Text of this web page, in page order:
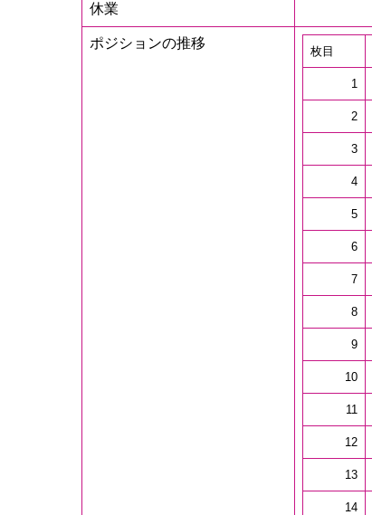
休業
ポジションの推移
枚目
1
2
3
4
5
6
7
8
9
10
11
12
13
14